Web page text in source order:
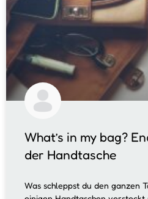
What’s in my bag?
der Handtasche
Was schleppst du den ganzen